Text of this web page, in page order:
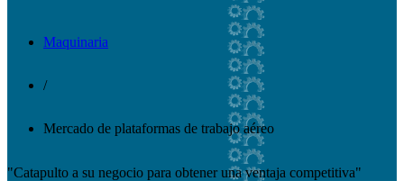
Maquinaria
/
Mercado de plataformas de trabajo aéreo
"Catapulto a su negocio para obtener una ventaja competitiva"